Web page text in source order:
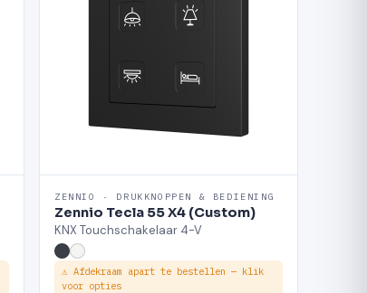
ZENNIO · DRUKKNOPPEN & BEDIENING
Zennio Tecla 55 X4 (Custom)
KNX Touchschakelaar 4-V
⚠ Afdekraam apart te bestellen — klik
voor opties